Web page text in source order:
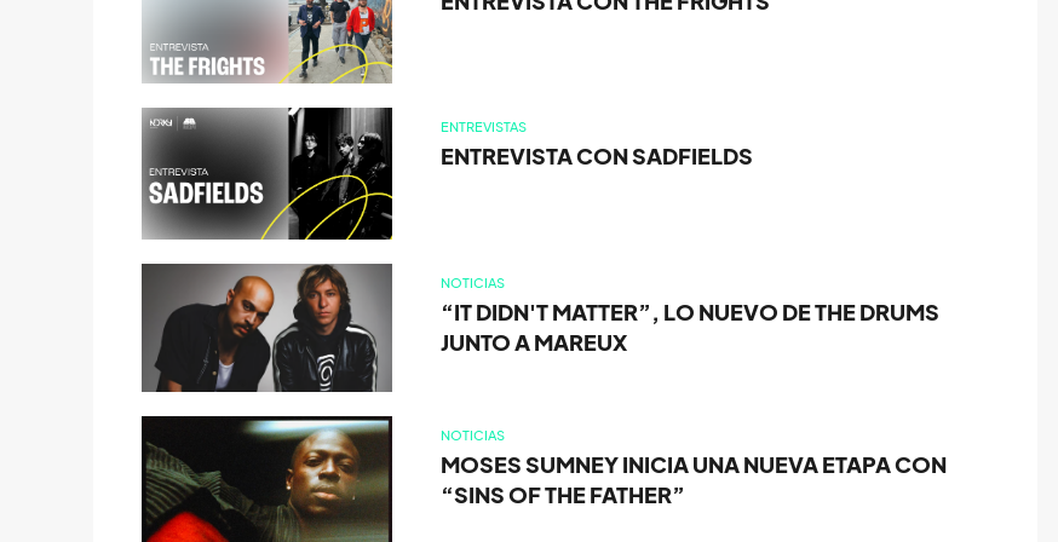
ENTREVISTAS
ENTREVISTA CON SADFIELDS
NOTICIAS
“IT DIDN'T MATTER”, LO NUEVO DE THE DRUMS
JUNTO A MAREUX
NOTICIAS
MOSES SUMNEY INICIA UNA NUEVA ETAPA CON
“SINS OF THE FATHER”